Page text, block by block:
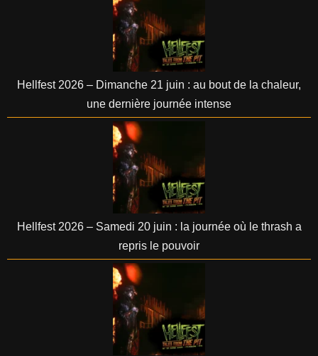
Hellfest 2026 – Dimanche 21 juin : au bout de la chaleur,
une dernière journée intense
Hellfest 2026 – Samedi 20 juin : la journée où le thrash a
repris le pouvoir